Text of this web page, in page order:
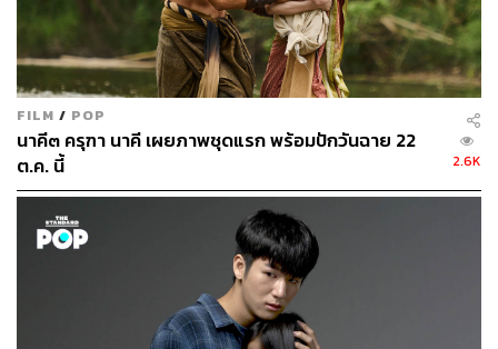
ทั้งการออกแบบคาแรกเตอร์ที่นำตัวละครจากรามเกียรติ์มา
เป็นหุ่นยนต์สุดเท่ การโชว์ฉากแอ็กชันที่อาจไม่ได้ยาวนักแต่ก็
อัดแน่นด้วยงานภาพสวยๆ ชวนตื่นตาตื่นใจ รวมถึงฉากหลัง
ของเรื่องที่ถูกเซ็ตให้เป็นสงครามระดับจักรวาล มีสัตว์
ประหลาดต่างดาวขนาดยักษ์และยานรบเปี่ยมจินตนาการ
ด้วยองค์ประกอบเหล่านี้จึงทำให้เราแอบเชียร์และตั้งรอที่จะ
ได้ชมภาพยนตร์เรื่องนี้ในโรงเร็วๆ เพราะอย่างที่ทุกคนพอจะ
ทราบกันดีว่า การที่จะมีใครสักคนลุกขึ้นมาทำภาพยนตร์
แอนิเมชันขนาดยาวแบบนี้ในไทยนั้นไม่ได้มีบ่อยๆ นัก
นักรบมนตรา : ตำนานแปดดวงจันทร์
ของผู้เขียนหลังจากได้รับชมภาพยนตร์เรื่องนี้มีจุดที่ชื่นชอบ
มากๆ และมีข้อสังเกตที่รู้สึกว่ายังติดขัดอยู่เช่นกัน
FILM / POP
นาคี๓ ครุฑา นาคี เผยภาพชุดแรก พร้อมปักวันฉาย 22
ต.ค. นี้
2.6K